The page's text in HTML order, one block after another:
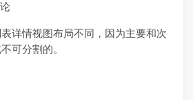
详情视图布局不同，因为主要和次
可分割的。